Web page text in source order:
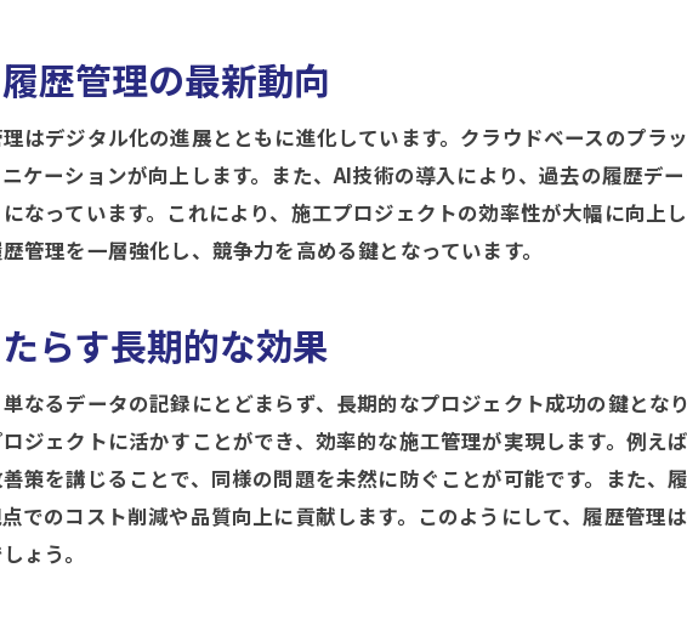
施工現場での履歴データ収集のポイント
履歴記録の精度を高めるための工夫
履歴データの整備がもたらす利点
履歴管理の精度向上が企業にもたらす影響
履歴管理が透明性に与える影響
プロジェクトの透明性を高める履歴管理の活用
履歴データの公開とその意義
透明な施工管理を実現する方法
履歴管理がもたらす信頼性の向上
歴管理の最新動向
はデジタル化の進展とともに進化しています。クラウドベースのプラ
ケーションが向上します。また、AI技術の導入により、過去の履歴デ
なっています。これにより、施工プロジェクトの効率性が大幅に向上
管理を一層強化し、競争力を高める鍵となっています。
らす長期的な効果
なるデータの記録にとどまらず、長期的なプロジェクト成功の鍵とな
ジェクトに活かすことができ、効率的な施工管理が実現します。例え
策を講じることで、同様の問題を未然に防ぐことが可能です。また、
でのコスト削減や品質向上に貢献します。このようにして、履歴管理
ょう。